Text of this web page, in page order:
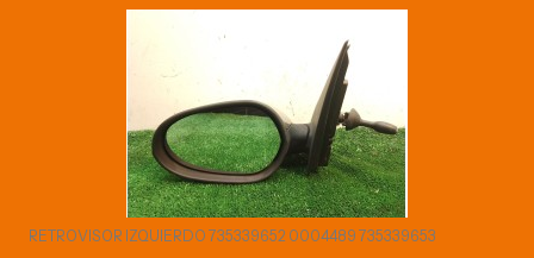
RETROVISOR IZQUIERDO 735339652 0004489 735339653